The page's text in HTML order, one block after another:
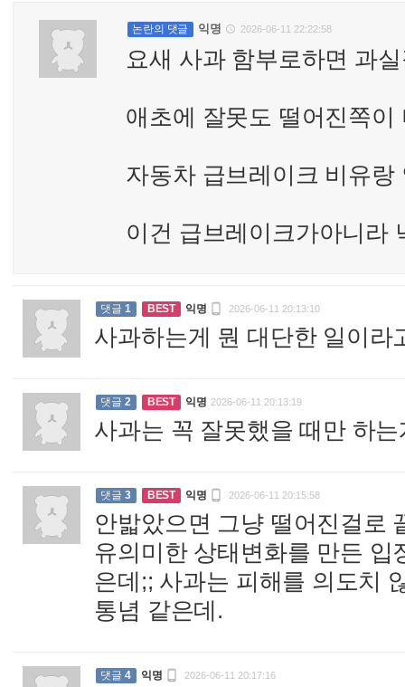
논란의 댓글 익명  2026-06-11 22:22:58
요새 사과 함부로하면 과
애초에 잘못도 떨어진쪽
자동차 급브레이크 비유랑
이건 급브레이크가아니라
댓글 1 BEST 익명  2026-06-11 20:13:10
사과하는게 뭔 대단한 일이
댓글 2 BEST 익명 2026-06-11 20:13:19
사과는 꼭 잘못했을 때만 하
댓글 3 BEST 익명  2026-06-11 20:15:58
안밟았으면 그냥 떨어진걸로
유의미한 상태변화를 만든
은데;; 사과는 피해를 의도치
통념 같은데.
댓글 4 익명  2026-06-11 20:17:16